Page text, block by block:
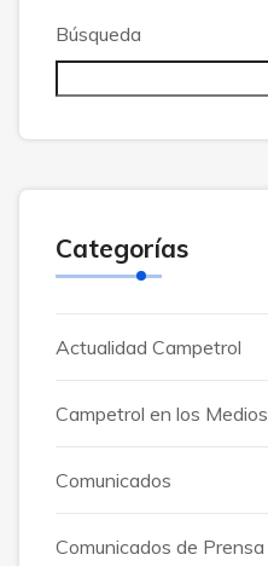
Búsqueda
Categorías
Actualidad Campetrol
Campetrol en los Medios
Comunicados
Comunicados de Prensa